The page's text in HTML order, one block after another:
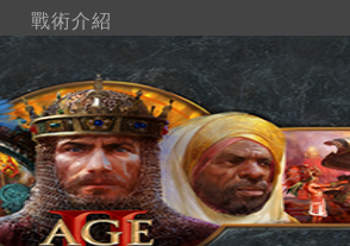
戰術介紹